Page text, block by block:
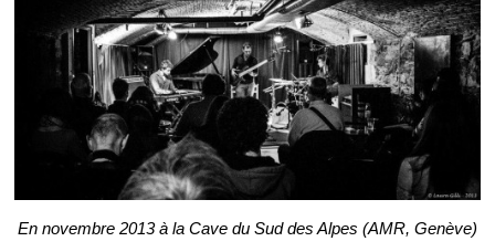
En no­vembre 2013 à la Cave du Sud des Alpes (AMR, Ge­nève)